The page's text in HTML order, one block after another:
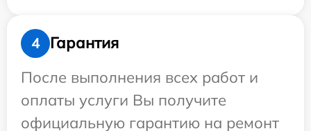
4
Гарантия
После выполнения всех работ и
оплаты услуги Вы получите
официальную гарантию на ремонт